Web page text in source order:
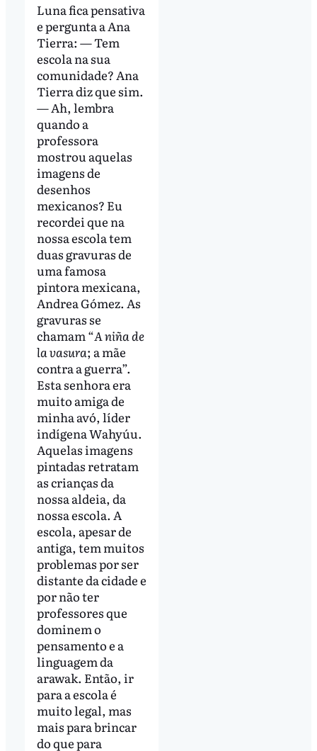
Luna fica pensativa
e pergunta a Ana
Tierra: — Tem
escola na sua
comunidade? Ana
Tierra diz que sim.
— Ah, lembra
quando a
professora
mostrou aquelas
imagens de
desenhos
mexicanos? Eu
recordei que na
nossa escola tem
duas gravuras de
uma famosa
pintora mexicana,
Andrea Gómez. As
gravuras se
chamam “A niña de
la vasura; a mãe
contra a guerra”.
Esta senhora era
muito amiga de
minha avó, líder
indígena Wahyúu.
Aquelas imagens
pintadas retratam
as crianças da
nossa aldeia, da
nossa escola. A
escola, apesar de
antiga, tem muitos
problemas por ser
distante da cidade e
por não ter
professores que
dominem o
pensamento e a
linguagem da
arawak. Então, ir
para a escola é
muito legal, mas
mais para brincar
do que para